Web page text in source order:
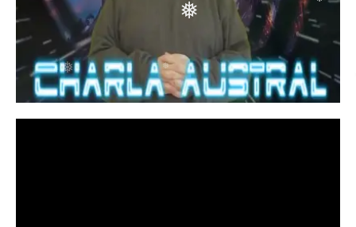
❅ ❅
❅ ❅
❅